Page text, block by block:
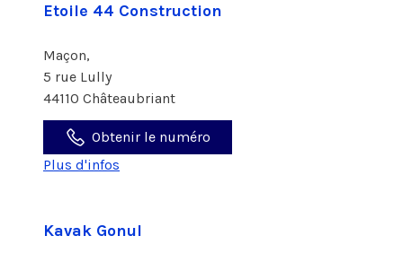
Etoile 44 Construction
Maçon,
5 rue Lully
44110 Châteaubriant
Obtenir le numéro
Plus d'infos
Kavak Gonul